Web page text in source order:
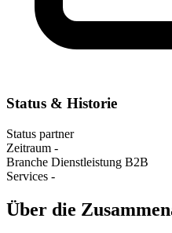
Status & Historie
Status partner
Zeitraum -
Branche Dienstleistung B2B
Services -
Über die